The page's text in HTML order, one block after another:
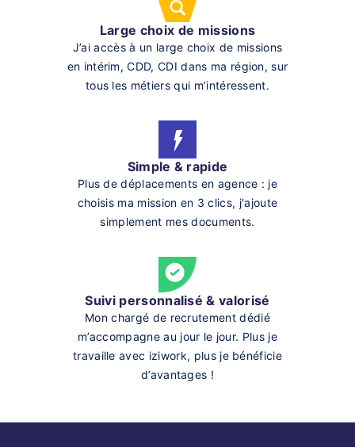
Large choix de missions
J’ai accès à un large choix de missions
en intérim, CDD, CDI dans ma région, sur
tous les métiers qui m’intéressent.
Simple & rapide
Plus de déplacements en agence : je
choisis ma mission en 3 clics, j'ajoute
simplement mes documents.
Suivi personnalisé & valorisé
Mon chargé de recrutement dédié
m’accompagne au jour le jour. Plus je
travaille avec iziwork, plus je bénéficie
d’avantages !